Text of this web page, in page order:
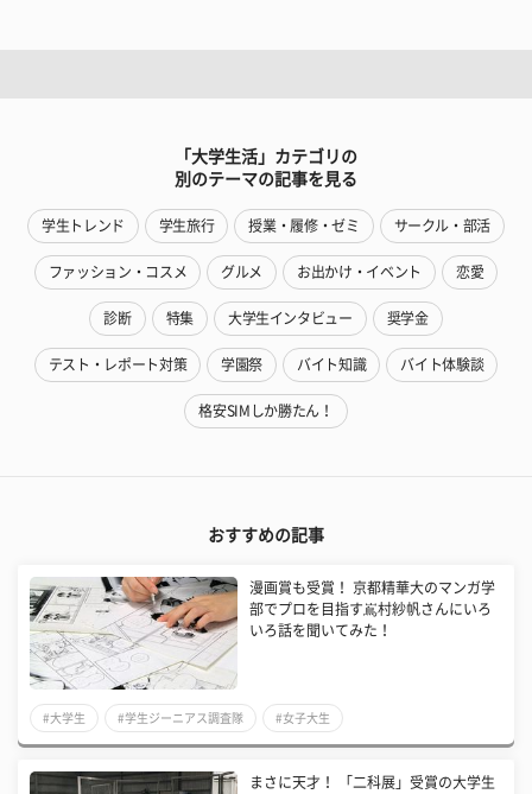
「大学生活」カテゴリの
別のテーマの記事を見る
学生トレンド 学生旅行 授業・履修・ゼミ サークル・部活
ファッション・コスメ グルメ お出かけ・イベント 恋愛
診断 特集 大学生インタビュー 奨学金
テスト・レポート対策 学園祭 バイト知識 バイト体験談
格安SIMしか勝たん！
おすすめの記事
漫画賞も受賞！ 京都精華大のマンガ学
部でプロを目指す嶌村紗帆さんにいろ
いろ話を聞いてみた！
#大学生 #学生ジーニアス調査隊 #女子大生
まさに天才！ 「二科展」受賞の大学生